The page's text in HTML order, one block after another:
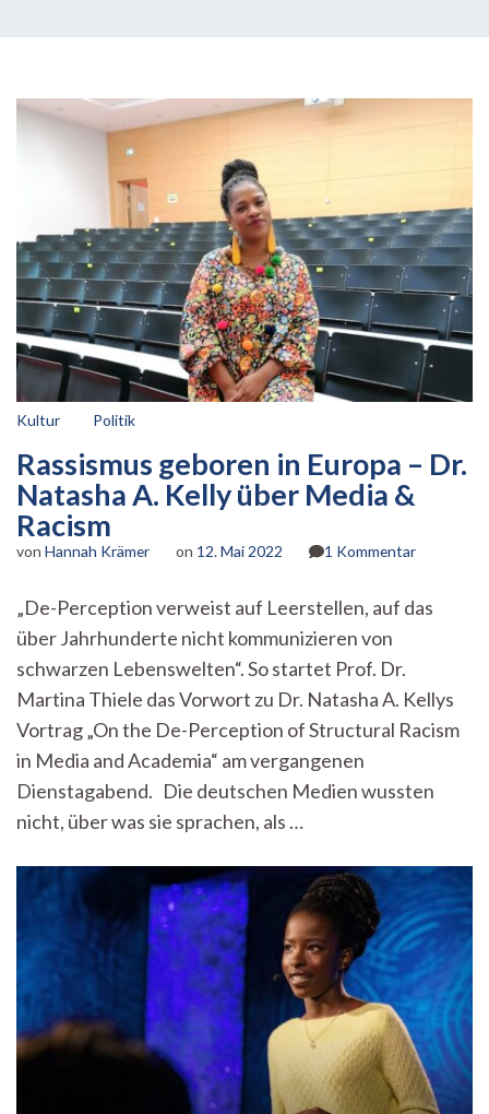
Kultur Politik
Rassismus geboren in Europa – Dr.
Natasha A. Kelly über Media &
Racism
von Hannah Krämer on 12. Mai 2022 1 Kommentarzu
in
Natasha
A.
Media
„De-Perception verweist auf Leerstellen, auf das
über Jahrhunderte nicht kommunizieren von
schwarzen Lebenswelten“. So startet Prof. Dr.
Martina Thiele das Vorwort zu Dr. Natasha A. Kellys
Vortrag „On the De-Perception of Structural Racism
in Media and Academia“ am vergangenen
Dienstagabend. Die deutschen Medien wussten
nicht, über was sie sprachen, als …